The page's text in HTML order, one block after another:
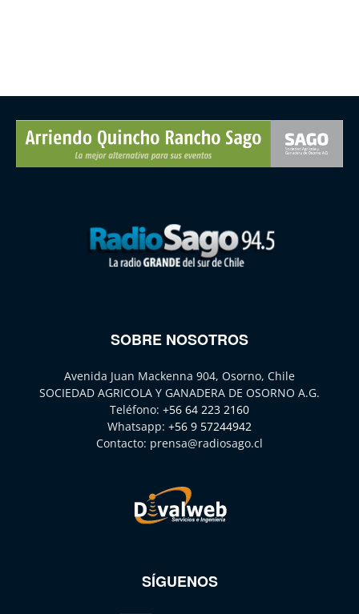
SOBRE NOSOTROS
Avenida Juan Mackenna 904, Osorno, Chile
SOCIEDAD AGRICOLA Y GANADERA DE OSORNO A.G.
Teléfono: +56 64 223 2160
Whatsapp: +56 9 57244942
Contacto: prensa@radiosago.cl
SÍGUENOS